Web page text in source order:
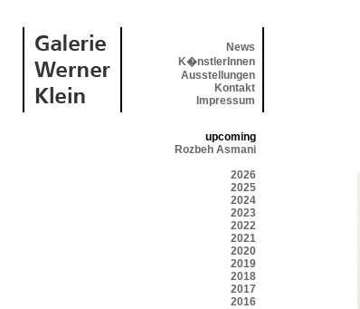
News
K�nstlerInnen
Ausstellungen
Kontakt
Impressum
upcoming
Rozbeh Asmani
2026
2025
2024
2023
2022
2021
2020
2019
2018
2017
2016